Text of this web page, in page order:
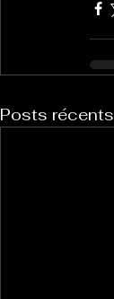
Posts récents